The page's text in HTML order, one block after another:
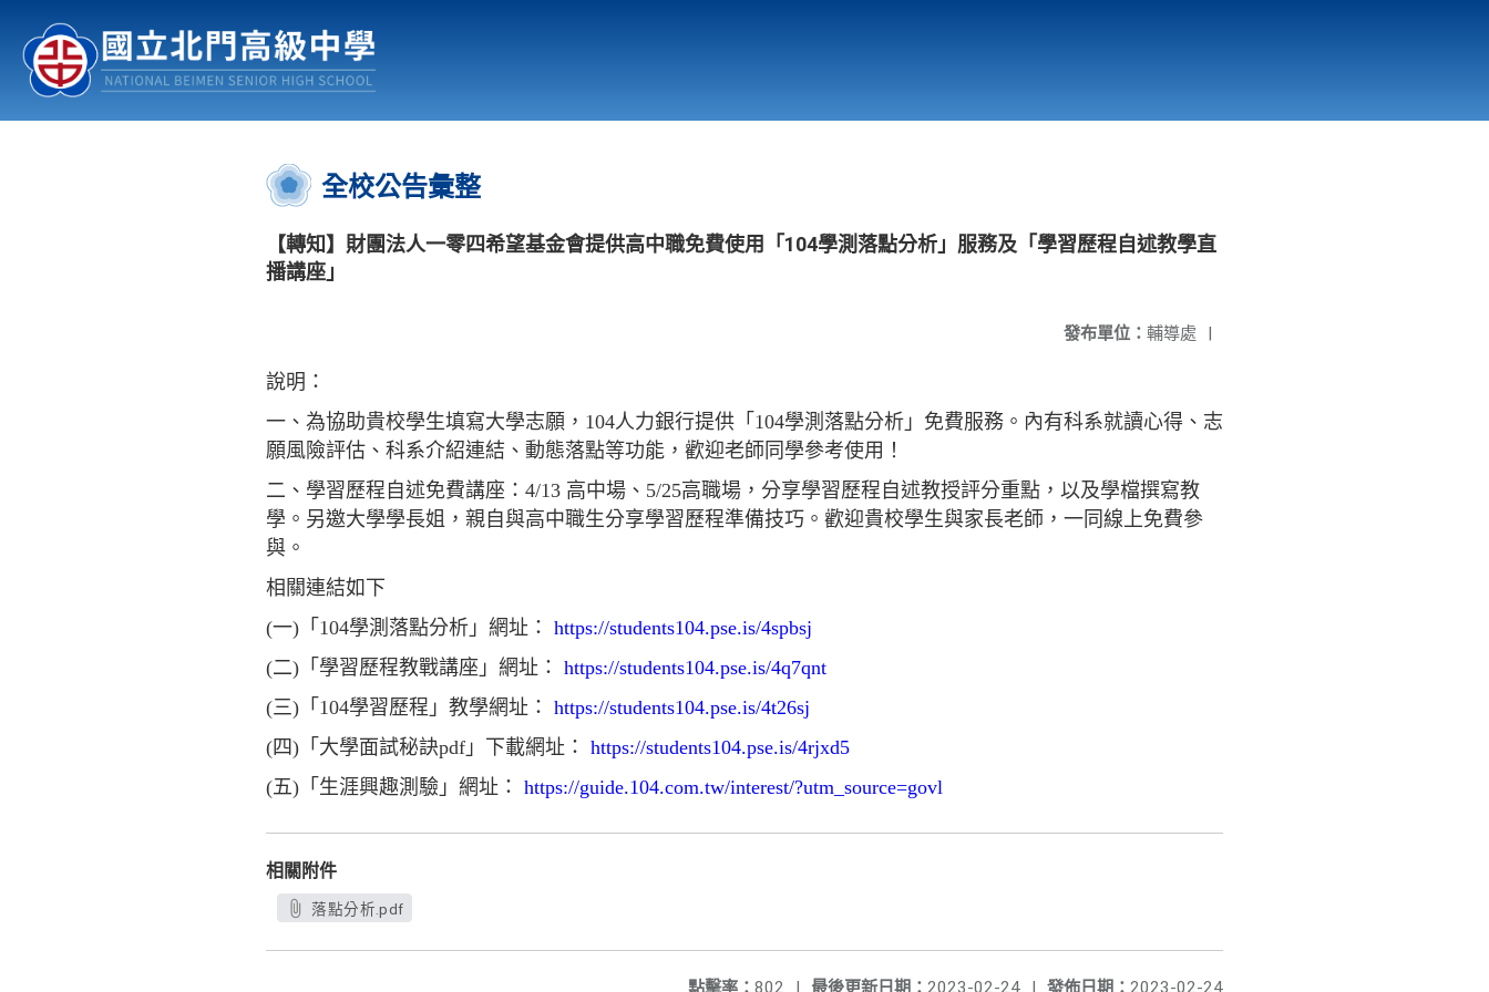
認識北中 行事曆
:::
全校公告彙整
【轉知】財團法人一零四希望基金會提供高中職免費使用「104學測落點分析」服務及「學習歷程自述教學直
播講座」
發布單位： 輔導處 |
說明：
一、為協助貴校學生填寫大學志願，104人力銀行提供「104學測落點分析」免費服務。內有科系就讀心得、志
願風險評估、科系介紹連結、動態落點等功能，歡迎老師同學參考使用！
二、學習歷程自述免費講座：4/13 高中場、5/25高職場，分享學習歷程自述教授評分重點，以及學檔撰寫教
學。另邀大學學長姐，親自與高中職生分享學習歷程準備技巧。歡迎貴校學生與家長老師，一同線上免費參
與。
相關連結如下
(一)「104學測落點分析」網址： https://students104.pse.is/4spbsj
(二)「學習歷程教戰講座」網址： https://students104.pse.is/4q7qnt
(三)「104學習歷程」教學網址： https://students104.pse.is/4t26sj
(四)「大學面試秘訣pdf」下載網址： https://students104.pse.is/4rjxd5
(五)「生涯興趣測驗」網址： https://guide.104.com.tw/interest/?utm_source=govl
相關附件
落點分析.pdf
發佈日期： 2023-02-24
最後更新日期： 2023-02-24 |
點擊率： 802 |